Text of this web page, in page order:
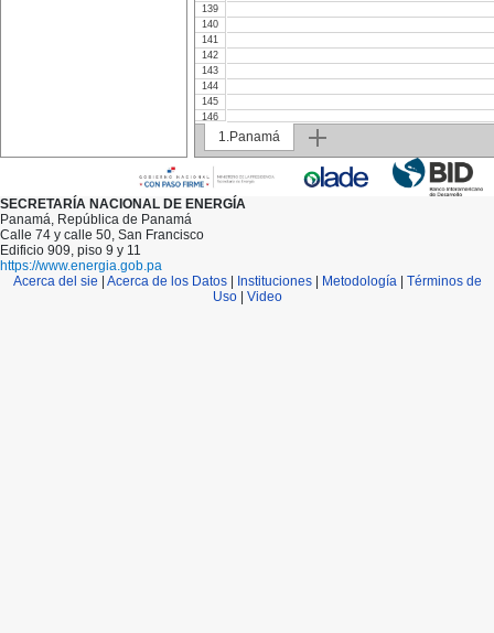
139
140
141
142
143
144
145
146
148
150
152
154
157
158
1.Panamá
SECRETARÍA NACIONAL DE ENERGÍA
Panamá, República de Panamá
Calle 74 y calle 50, San Francisco
Edificio 909, piso 9 y 11
https://www.energia.gob.pa
Acerca del sie
Acerca de los Datos| Instituciones| Metodología| Términos de
Uso| Video